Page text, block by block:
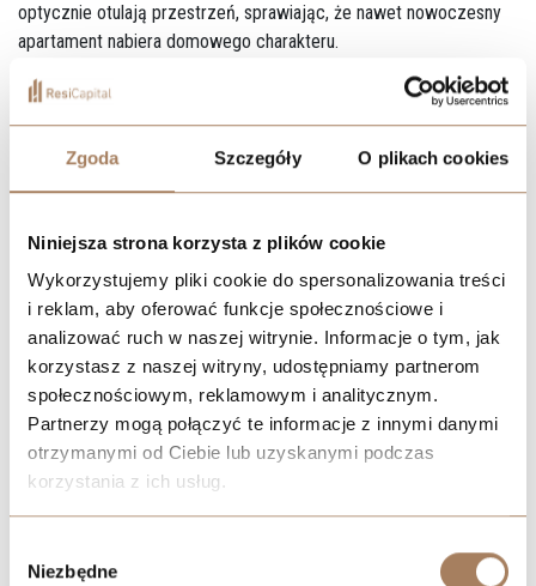
Zgoda Szczegóły O plikach cookies
Niniejsza strona korzysta z plików cookie
Wykorzystujemy pliki cookie do spersonalizowania treści
i reklam, aby oferować funkcje społecznościowe i
analizować ruch w naszej witrynie. Informacje o tym, jak
korzystasz z naszej witryny, udostępniamy partnerom
społecznościowym, reklamowym i analitycznym.
Partnerzy mogą połączyć te informacje z innymi danymi
otrzymanymi od Ciebie lub uzyskanymi podczas
korzystania z ich usług.
process your information.
zgody
Niezbędne
optycznie otulają przestrzeń, sprawiając, że nawet nowoczesny
apartament nabiera domowego charakteru.
Ciekawym rozwiązaniem jest malowanie jednej ze ścian w
glina, zgaszony rudy – co tworzy akcent wizualny i głębię
pomieszczenia. Alternatywą mogą być tapety strukturalne,
aksamitnym wykończeniu.
Zastosowanie kolorów ziemi na ścianach pozwala uniknąć efektu
chłodu, często obecnego w nowych mieszkaniach wykończonych
w standardzie deweloperskim. Ciepła paleta „ociepla” architekturę
i wprowadza subtelną elegancję.
Szukasz apartamentu, który łatwo zamienić w przytulne
wnętrze?
Zainspiruj się wskazówkami i odkryj nasze gotowe inwestycje z
do urządzenia dokładnie tak, jak chcesz.